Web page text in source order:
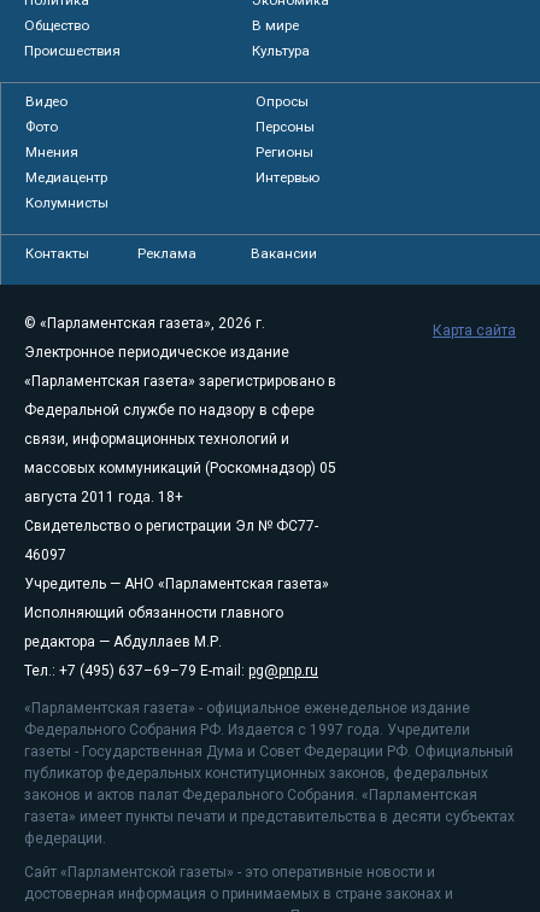
Общество
В мире
Происшествия
Культура
Видео
Опросы
Фото
Персоны
Мнения
Регионы
Медиацентр
Интервью
Колумнисты
Контакты Реклама Вакансии
© «Парламентская газета», 2026 г.
Электронное периодическое издание
«Парламентская газета» зарегистрировано в
Федеральной службе по надзору в сфере
связи, информационных технологий и
массовых коммуникаций (Роскомнадзор) 05
августа 2011 года. 18+
Свидетельство о регистрации Эл № ФС77-
46097
Учредитель — АНО «Парламентская газета»
Исполняющий обязанности главного
редактора — Абдуллаев М.Р.
Тел.: +7 (495) 637–69–79 E-mail: pg@pnp.ru
«Парламентская газета» - официальное еженедельное издание
Федерального Собрания РФ. Издается с 1997 года. Учредители
газеты - Государственная Дума и Совет Федерации РФ. Официальный
публикатор федеральных конституционных законов, федеральных
законов и актов палат Федерального Собрания. «Парламентская
газета» имеет пункты печати и представительства в десяти субъектах
федерации.
Сайт «Парламентской газеты» - это оперативные новости и
достоверная информация о принимаемых в стране законах и
Карта сайта